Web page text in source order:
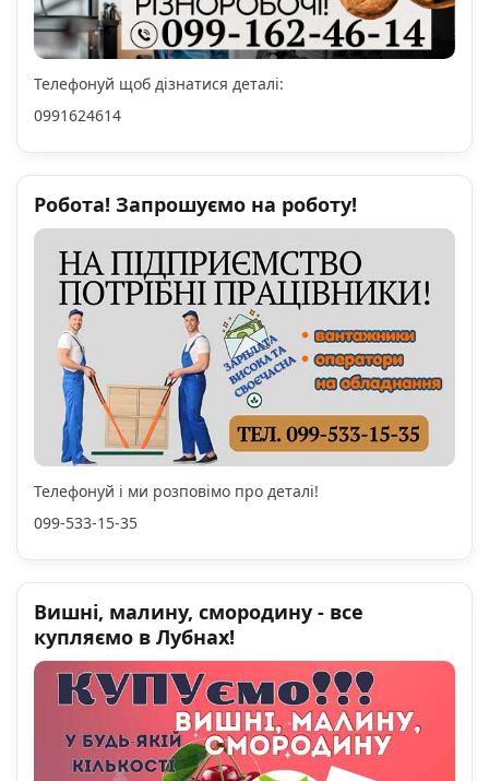
Телефонуй щоб дізнатися деталі:
0991624614
Робота! Запрошуємо на роботу!
Телефонуй і ми розповімо про деталі!
099-533-15-35
Вишні, малину, смородину - все
купляємо в Лубнах!